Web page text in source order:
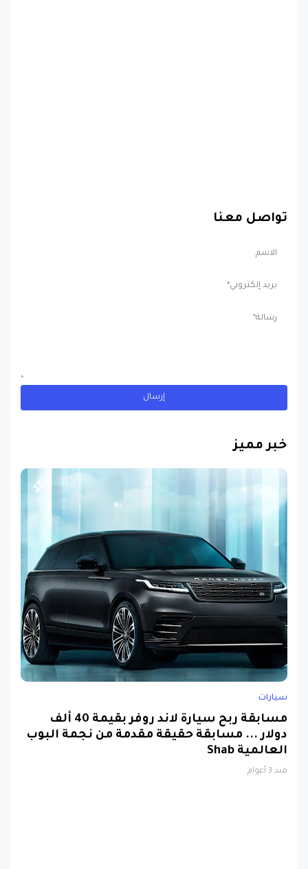
تواصل معنا
خبر مميز
سيارات
مسابقة ربح سيارة لاند روفر بقيمة 40 ألف
دولار ... مسابقة حقيقة مقدمة من نجمة البوب
العالمية Shab
منذ 3 أعوام